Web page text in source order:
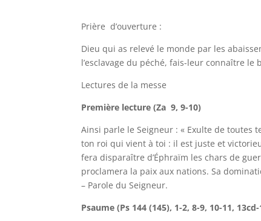
Prière d’ouverture :
Dieu qui as relevé le monde par les
l’esclavage du péché, fais-leur connaître le
Lectures de la messe
Première lecture (Za 9, 9-10)
Ainsi parle le Seigneur : « Exulte de toutes
ton roi qui vient à toi : il est juste et
fera disparaître d’Éphraïm les chars de
proclamera la paix aux nations. Sa
– Parole du Seigneur.
Psaume (Ps 144 (145), 1-2, 8-9, 10-11, 13cd-